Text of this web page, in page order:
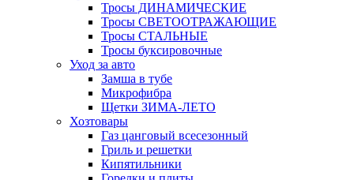
Тросы ДИНАМИЧЕСКИЕ
Тросы СВЕТООТРАЖАЮЩИЕ
Тросы СТАЛЬНЫЕ
Тросы буксировочные
Уход за авто
Замша в тубе
Микрофибра
Щетки ЗИМА-ЛЕТО
Хозтовары
Газ цанговый всесезонный
Гриль и решетки
Кипятильники